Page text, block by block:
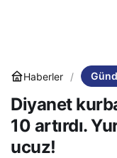
Haberler
Diyanet
10 artırdı.
ucuz!